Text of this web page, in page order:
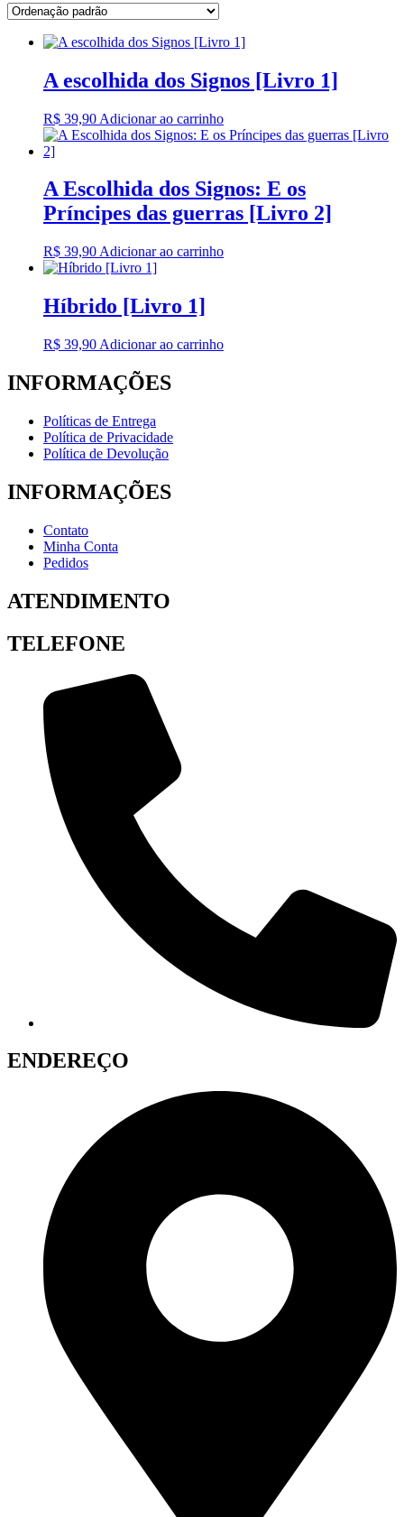
A escolhida dos Signos [Livro 1]
R$ 39,90 Adicionar ao carrinho
A Escolhida dos Signos: E os
Príncipes das guerras [Livro 2]
R$ 39,90 Adicionar ao carrinho
Híbrido [Livro 1]
R$ 39,90 Adicionar ao carrinho
INFORMAÇÕES
Políticas de Entrega
Política de Privacidade
Política de Devolução
INFORMAÇÕES
Contato
Minha Conta
Pedidos
ATENDIMENTO
TELEFONE
ENDEREÇO